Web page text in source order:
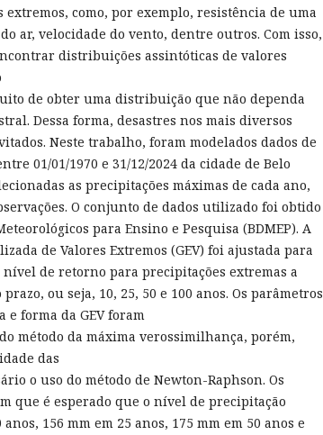
extremos, como, por exemplo, resistência de uma
ar, velocidade do vento, dentre outros. Com isso,
distribuições assintóticas de valores
de obter uma distribuição que não dependa
Dessa forma, desastres nos mais diversos
Neste trabalho, foram modelados dados de
01/01/1970 e 31/12/2024 da cidade de Belo
as precipitações máximas de cada ano,
O conjunto de dados utilizado foi obtido
para Ensino e Pesquisa (BDMEP). A
de Valores Extremos (GEV) foi ajustada para
de retorno para precipitações extremas a
ou seja, 10, 25, 50 e 100 anos. Os parâmetros
e forma da GEV foram
método da máxima verossimilhança, porém,
das
o uso do método de Newton-Raphson. Os
que é esperado que o nível de precipitação
156 mm em 25 anos, 175 mm em 50 anos e